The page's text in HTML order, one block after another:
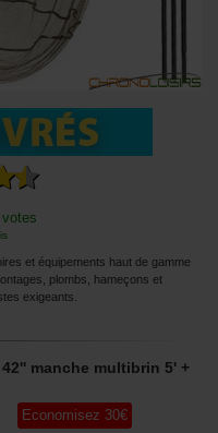
et équipements haut de gamme
plombs, hameçons et
exigeants.
manche multibrin 5' +
Economisez 30€